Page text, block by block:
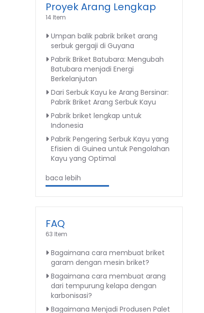
Proyek Arang Lengkap
14 Item
Umpan balik pabrik briket arang
serbuk gergaji di Guyana
Pabrik Briket Batubara: Mengubah
Batubara menjadi Energi
Berkelanjutan
Dari Serbuk Kayu ke Arang Bersinar:
Pabrik Briket Arang Serbuk Kayu
Pabrik briket lengkap untuk
Indonesia
Pabrik Pengering Serbuk Kayu yang
Efisien di Guinea untuk Pengolahan
Kayu yang Optimal
baca lebih
FAQ
63 Item
Bagaimana cara membuat briket
garam dengan mesin briket?
Bagaimana cara membuat arang
dari tempurung kelapa dengan
karbonisasi?
Bagaimana Menjadi Produsen Palet